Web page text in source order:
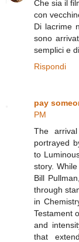
Che sia il
con
Di lacrime
sono
semplici e
Rispondi
pay
PM
The
portrayed
to
story.
Bill
through
in
Testament
and
that